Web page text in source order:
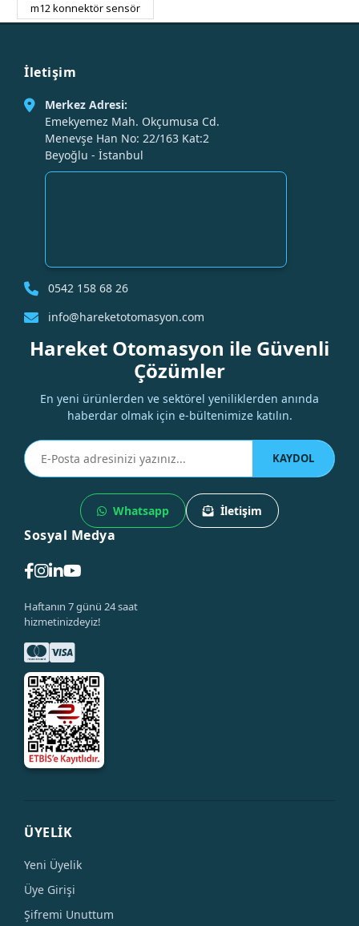
m12 konnektör sensör
İletişim
Merkez Adresi:
Emekyemez Mah. Okçumusa Cd.
Menevşe Han No: 22/163 Kat:2
Beyoğlu - İstanbul
0542 158 68 26
info@hareketotomasyon.com
Hareket Otomasyon ile Güvenli
Çözümler
En yeni ürünlerden ve sektörel yeniliklerden anında
haberdar olmak için e-bültenimize katılın.
KAYDOL
Whatsapp İletişim
Sosyal Medya
Haftanın 7 günü 24 saat
hizmetinizdeyiz!
ÜYELİK
Yeni Üyelik
Üye Girişi
Şifremi Unuttum